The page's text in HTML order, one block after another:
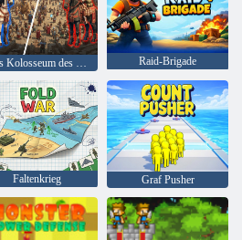
Raid-Brigade
Faltenkrieg Graf Pusher